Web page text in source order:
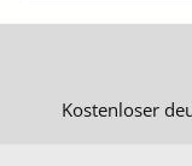
Kostenloser